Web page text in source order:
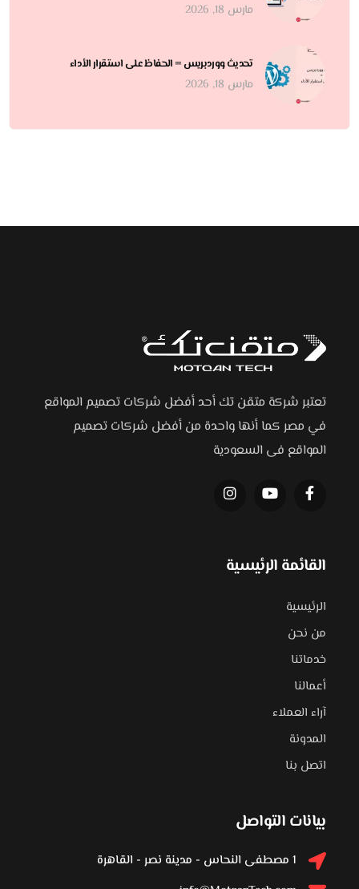
مارس 18, 2026
تحديث ووردبريس = الحفاظ على استقرار الأداء
مارس 18, 2026
تعتبر شركة متقن تك أحد أفضل شركات تصميم المواقع
في مصر كما أنها واحدة من أفضل شركات تصميم
المواقع فى السعودية
القائمة الرئيسية
الرئيسية
من نحن
خدماتنا
أعمالنا
آراء العملاء
المدونة
اتصل بنا
بيانات التواصل
1 مصطفى النحاس - مدينة نصر - القاهرة